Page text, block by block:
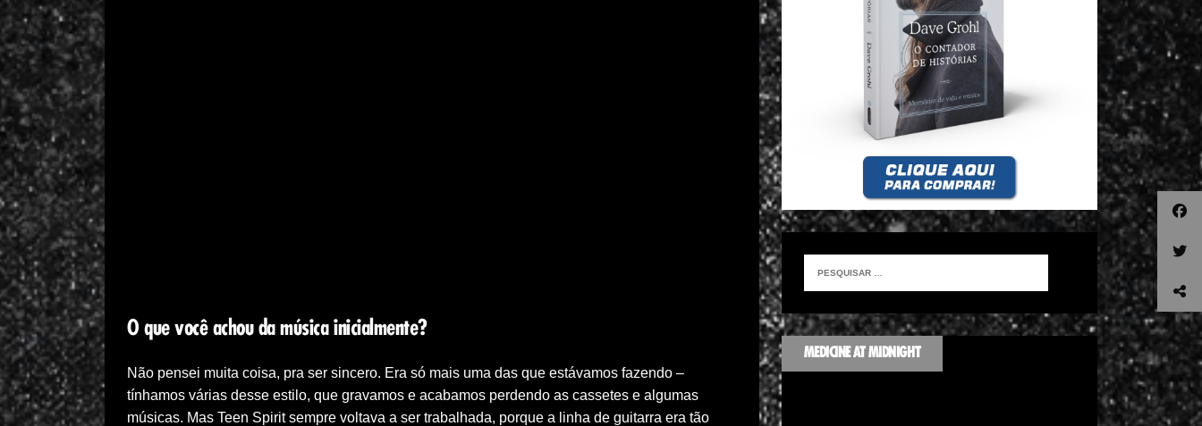
O que você achou da música inicialmente?
Não pensei muita coisa, pra ser sincero. Era só mais uma das que estávamos fazendo –
tínhamos várias desse estilo, que gravamos e acabamos perdendo as cassetes e algumas
músicas. Mas Teen Spirit sempre voltava a ser trabalhada, porque a linha de guitarra era tão
MEDICINE AT MIDNIGHT